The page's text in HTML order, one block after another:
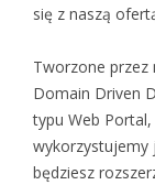
się z naszą
Tworzone przez
Domain Driven
typu Web
wykorzystujemy
będziesz